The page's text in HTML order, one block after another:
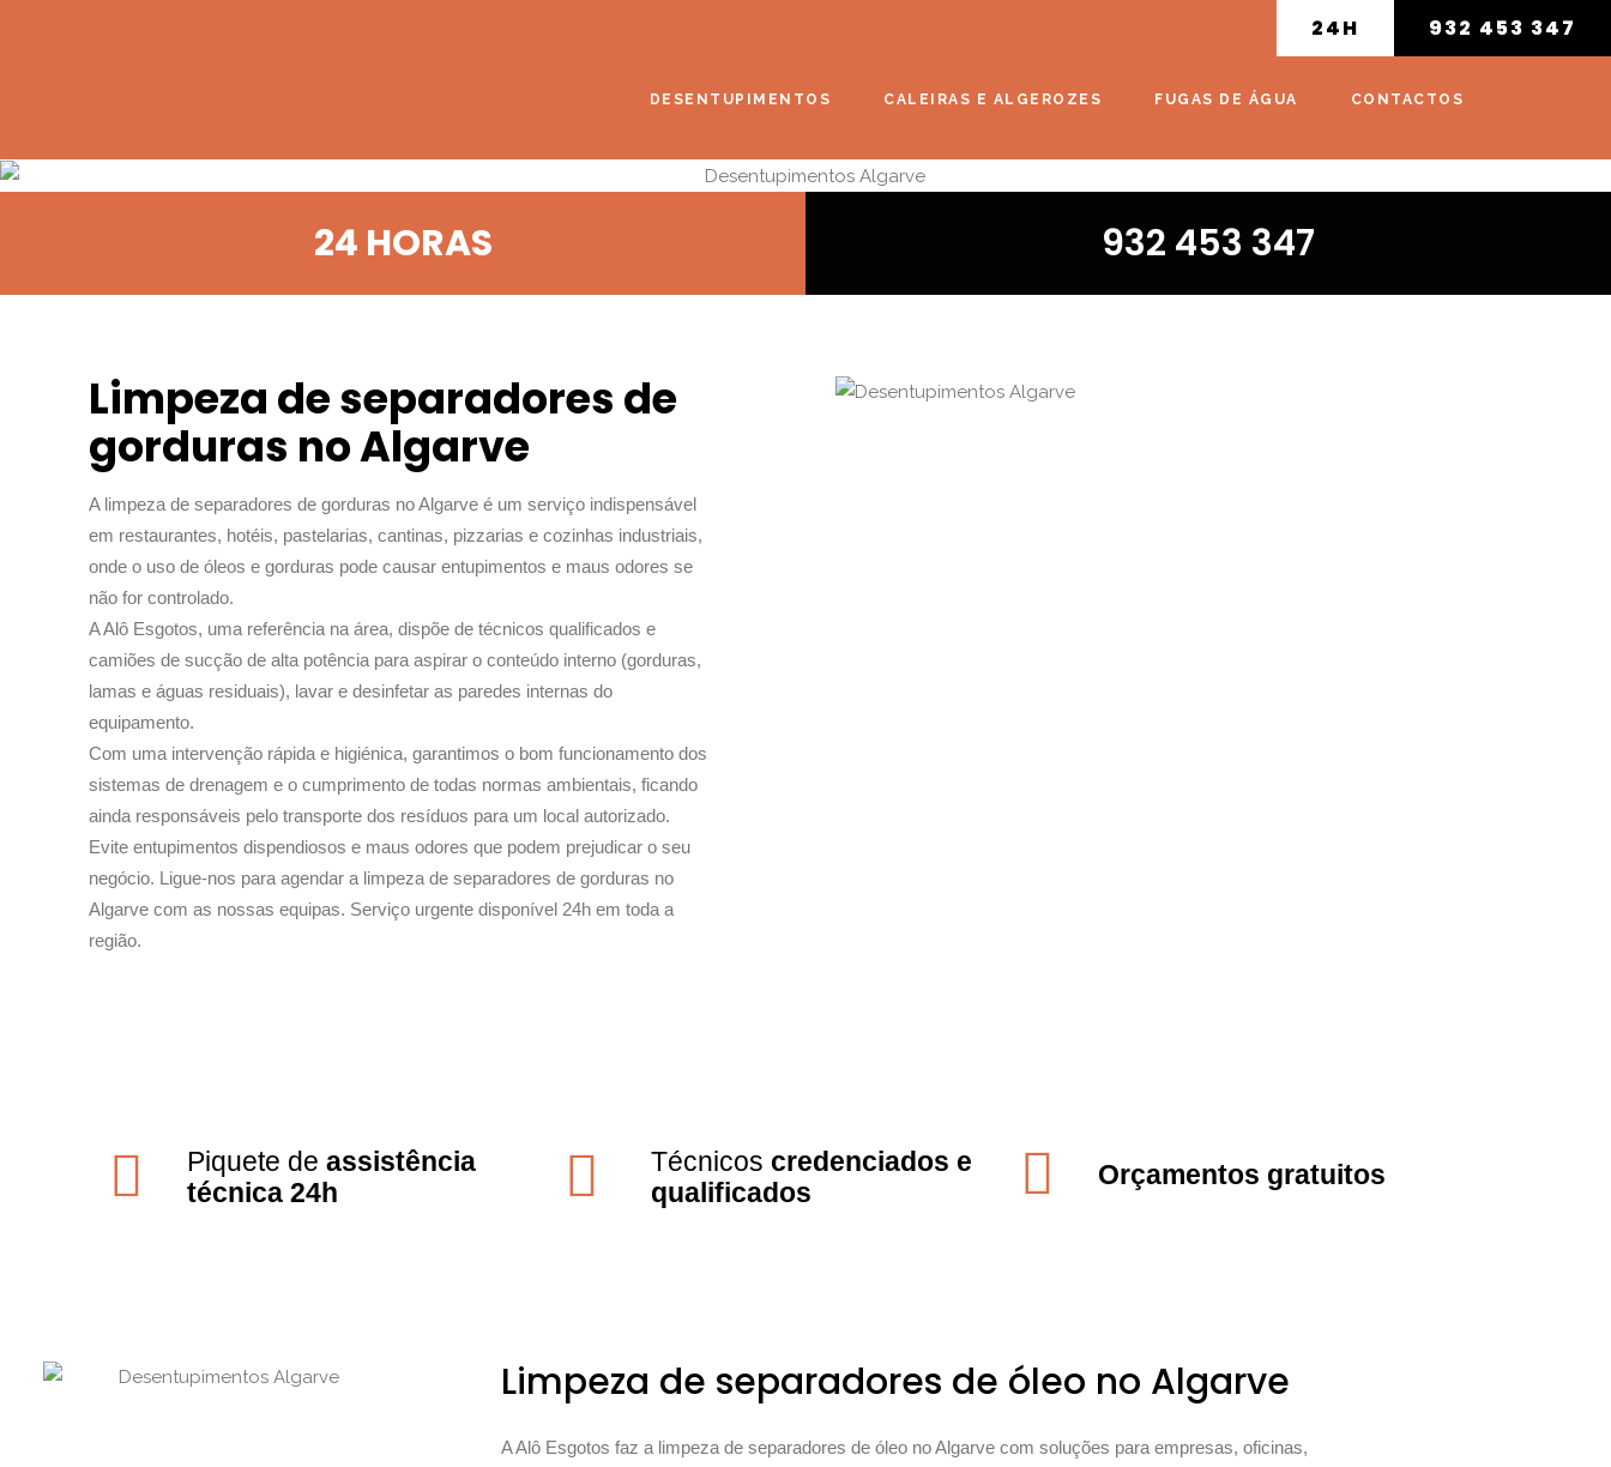
24H 932 453 347
DESENTUPIMENTOS CALEIRAS E ALGEROZES FUGAS DE ÁGUA CONTACTOS
24 HORAS 932 453 347
Limpeza de separadores de
gorduras no Algarve
A limpeza de separadores de gorduras no Algarve é um serviço indispensável
em restaurantes, hotéis, pastelarias, cantinas, pizzarias e cozinhas industriais,
onde o uso de óleos e gorduras pode causar entupimentos e maus odores se
não for controlado.
A Alô Esgotos, uma referência na área, dispõe de técnicos qualificados e
camiões de sucção de alta potência para aspirar o conteúdo interno (gorduras,
lamas e águas residuais), lavar e desinfetar as paredes internas do
equipamento.
Com uma intervenção rápida e higiénica, garantimos o bom funcionamento dos
sistemas de drenagem e o cumprimento de todas normas ambientais, ficando
ainda responsáveis pelo transporte dos resíduos para um local autorizado.
Evite entupimentos dispendiosos e maus odores que podem prejudicar o seu
negócio. Ligue-nos para agendar a limpeza de separadores de gorduras no
Algarve com as nossas equipas. Serviço urgente disponível 24h em toda a
região.
Piquete de assistência
técnica 24h
Técnicos credenciados e
qualificados
Orçamentos gratuitos
Limpeza de separadores de óleo no Algarve
A Alô Esgotos faz a limpeza de separadores de óleo no Algarve com soluções para empresas, oficinas,